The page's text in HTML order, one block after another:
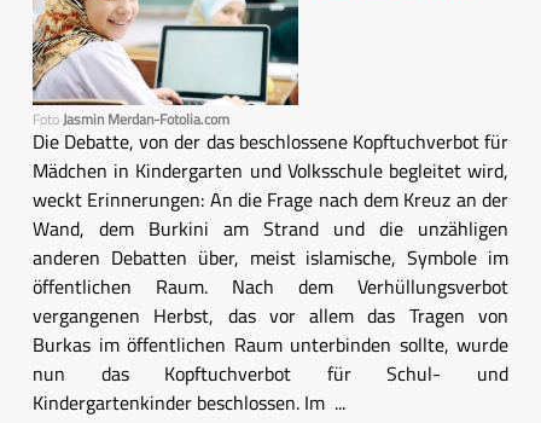
FotoJasmin Merdan-Fotolia.com
Die Debatte, von der das beschlossene Kopftuchverbot für
Mädchen in Kindergarten und Volksschule begleitet wird,
weckt Erinnerungen: An die Frage nach dem Kreuz an der
Wand, dem Burkini am Strand und die unzähligen
anderen Debatten über, meist islamische, Symbole im
öffentlichen Raum. Nach dem Verhüllungsverbot
vergangenen Herbst, das vor allem das Tragen von
Burkas im öffentlichen Raum unterbinden sollte, wurde
nun das Kopftuchverbot für Schul- und
Kindergartenkinder beschlossen. Im ...